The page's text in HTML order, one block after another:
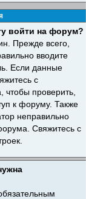
войти на форум?
Прежде всего,
вводите
Если данные
с
проверить,
к форуму. Также
неправильно
Свяжитесь с